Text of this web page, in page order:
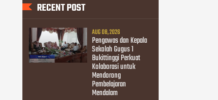
RECENT POST
AUG 08, 2026
Pengawas dan Kepala
Sekolah Gugus 1
Bukittinggi Perkuat
Kolaborasi untuk
Mendorong
Pembelajaran
Mendalam